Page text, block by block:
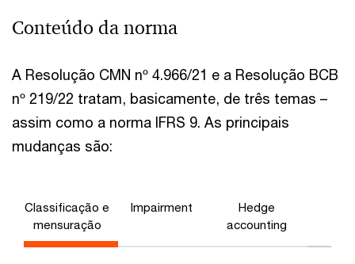
Conteúdo da norma
A Resolução CMN nº 4.966/21 e a Resolução BCB
nº 219/22 tratam, basicamente, de três temas –
assim como a norma IFRS 9. As principais
mudanças são:
Classificação e
mensuração
Impairment
Hedge
accounting